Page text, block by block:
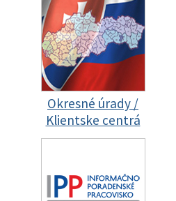
Okresné úrady /
Klientske centrá